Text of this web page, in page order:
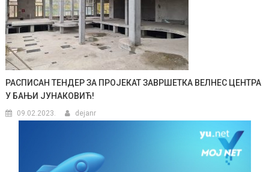
РАСПИСАН ТЕНДЕР ЗА ПРОЈЕКАТ ЗАВРШЕТКА ВЕЛНЕС ЦЕНТРА
У БАЊИ ЈУНАКОВИЋ!
09.02.2023. dejanr